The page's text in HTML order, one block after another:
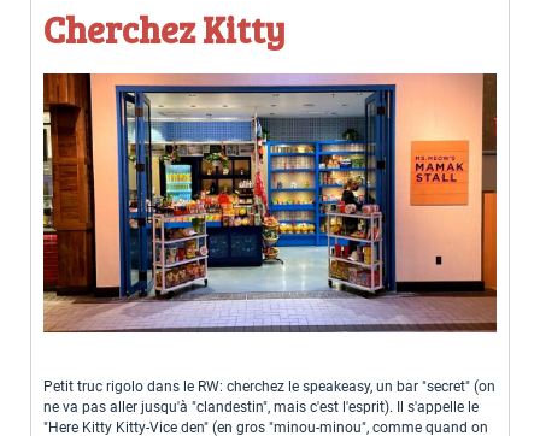
Cherchez Kitty
Petit truc rigolo dans le RW: cherchez le speakeasy, un bar "secret" (on
ne va pas aller jusqu'à "clandestin", mais c'est l'esprit). Il s'appelle le
"Here Kitty Kitty-Vice den" (en gros "minou-minou", comme quand on